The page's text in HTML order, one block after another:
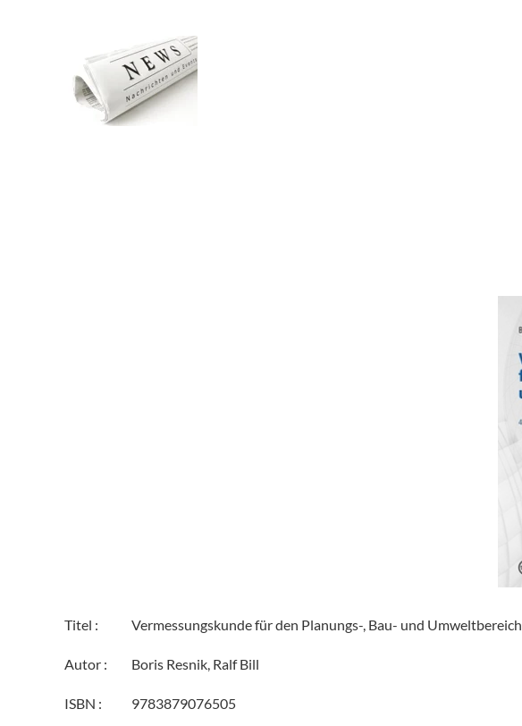
Zum Hauptinhalt springen
Titel : Vermessungskunde für den Planungs-, Bau- und Umweltbereich
Autor : Boris Resnik, Ralf Bill
ISBN : 9783879076505